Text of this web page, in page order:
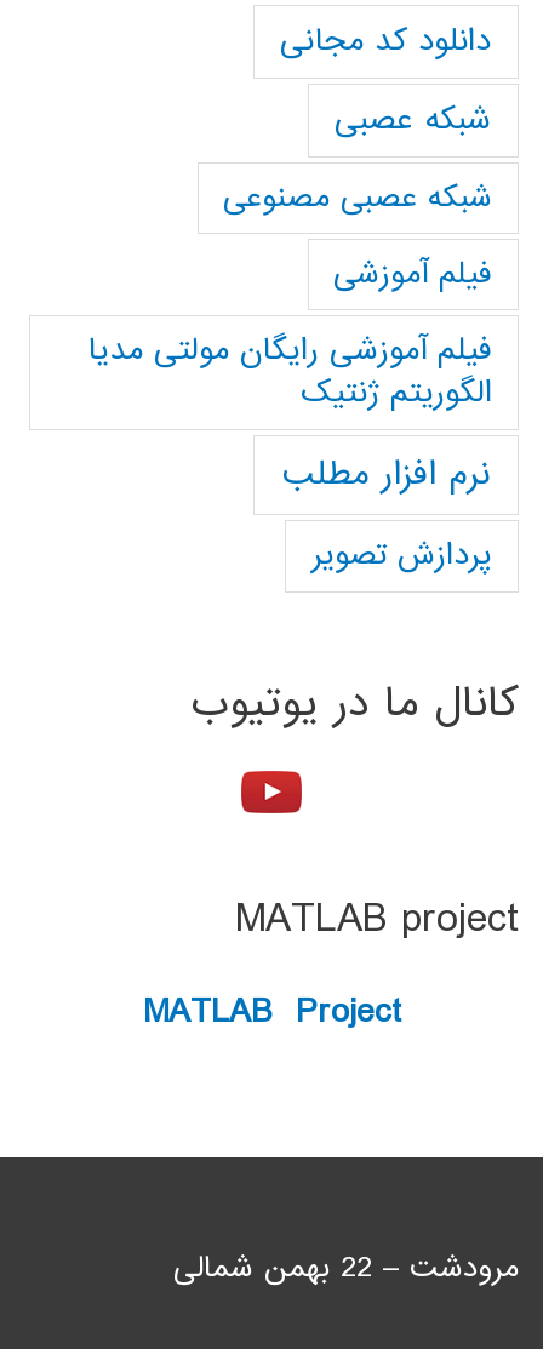
دانلود کد مجانی
شبکه عصبی
شبکه عصبی مصنوعی
فیلم آموزشی
فیلم آموزشی رایگان مولتی مدیا
الگوریتم ژنتیک
نرم افزار مطلب
پردازش تصویر
کانال ما در یوتیوب
MATLAB project
MATLAB Project
مرودشت – 22 بهمن شمالی